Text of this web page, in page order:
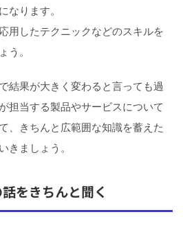
なります。
用したテクニックなどのスキルを
う。
結果が大きく変わると言っても過
担当する製品やサービスについて
、きちんと広範囲な知識を蓄えた
きましょう。
をきちんと聞く